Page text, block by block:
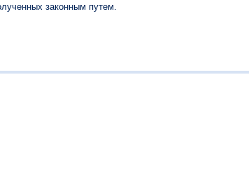
законным путем.